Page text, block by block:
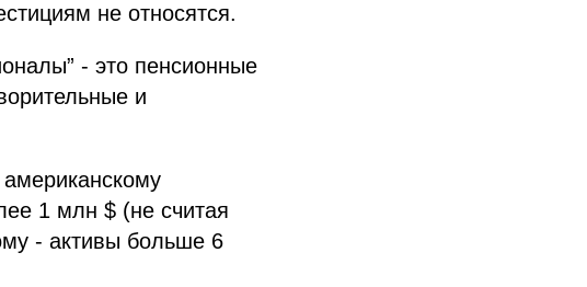
не относятся.
- это пенсионные
и
1 млн $ (не считая
- активы больше 6